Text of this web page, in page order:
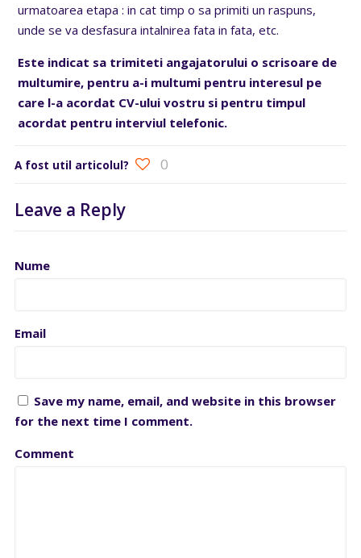
urmatoarea etapa : in cat timp o sa primiti un raspuns,
unde se va desfasura intalnirea fata in fata, etc.
Este indicat sa trimiteti angajatorului o scrisoare de
multumire, pentru a-i multumi pentru interesul pe
care l-a acordat CV-ului vostru si pentru timpul
acordat pentru interviul telefonic.
A fost util articolul? 0
Leave a Reply
Nume
Email
Save my name, email, and website in this browser
for the next time I comment.
Comment